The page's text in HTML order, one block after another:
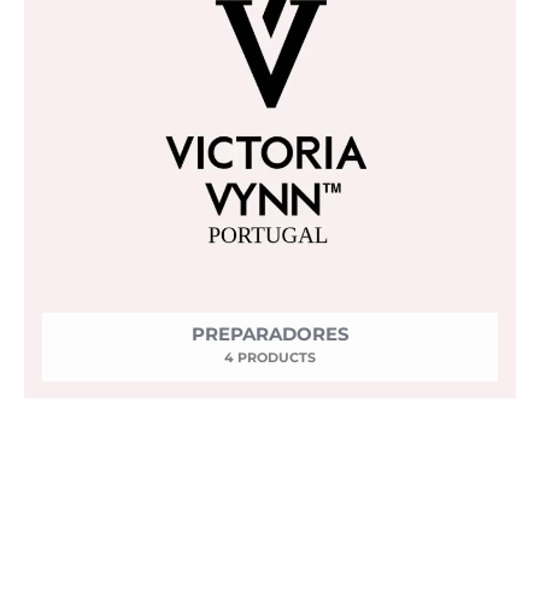
PREPARADORES
4 PRODUCTS